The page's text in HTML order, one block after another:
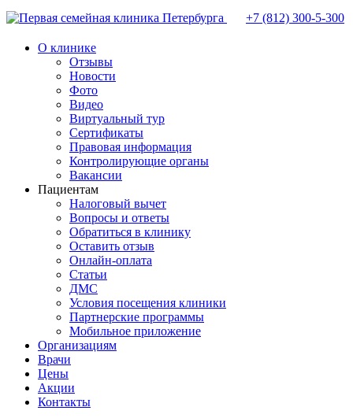
+7 (812) 300-5-300
О клинике
Отзывы
Новости
Фото
Видео
Виртуальный тур
Сертификаты
Правовая информация
Контролирующие органы
Вакансии
Пациентам
Налоговый вычет
Вопросы и ответы
Обратиться в клинику
Оставить отзыв
Онлайн-оплата
Статьи
ДМС
Условия посещения клиники
Партнерские программы
Мобильное приложение
Организациям
Врачи
Цены
Акции
Контакты